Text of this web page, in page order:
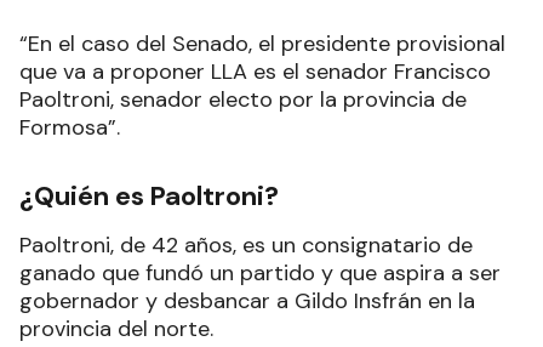
“En el caso del Senado, el presidente provisional
que va a proponer LLA es el senador Francisco
Paoltroni, senador electo por la provincia de
Formosa”.
¿Quién es Paoltroni?
Paoltroni, de 42 años, es un consignatario de
ganado que fundó un partido y que aspira a ser
gobernador y desbancar a Gildo Insfrán en la
provincia del norte.